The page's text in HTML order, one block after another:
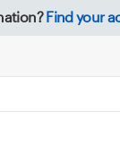
Find your